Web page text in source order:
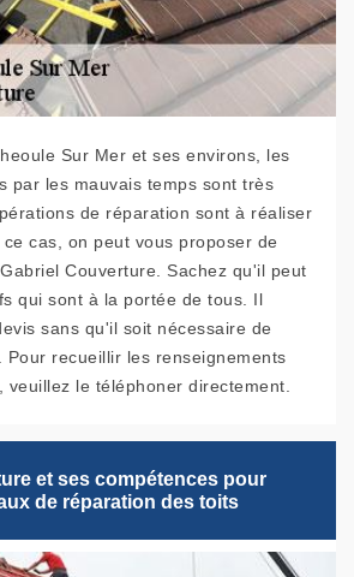
Sur Mer et ses environs, les
par les mauvais temps sont très
de réparation sont à réaliser
cas, on peut vous proposer de
Couverture. Sachez qu'il peut
qui sont à la portée de tous. Il
sans qu'il soit nécessaire de
Pour recueillir les renseignements
veuillez le téléphoner directement.
et ses compétences pour
de réparation des toits